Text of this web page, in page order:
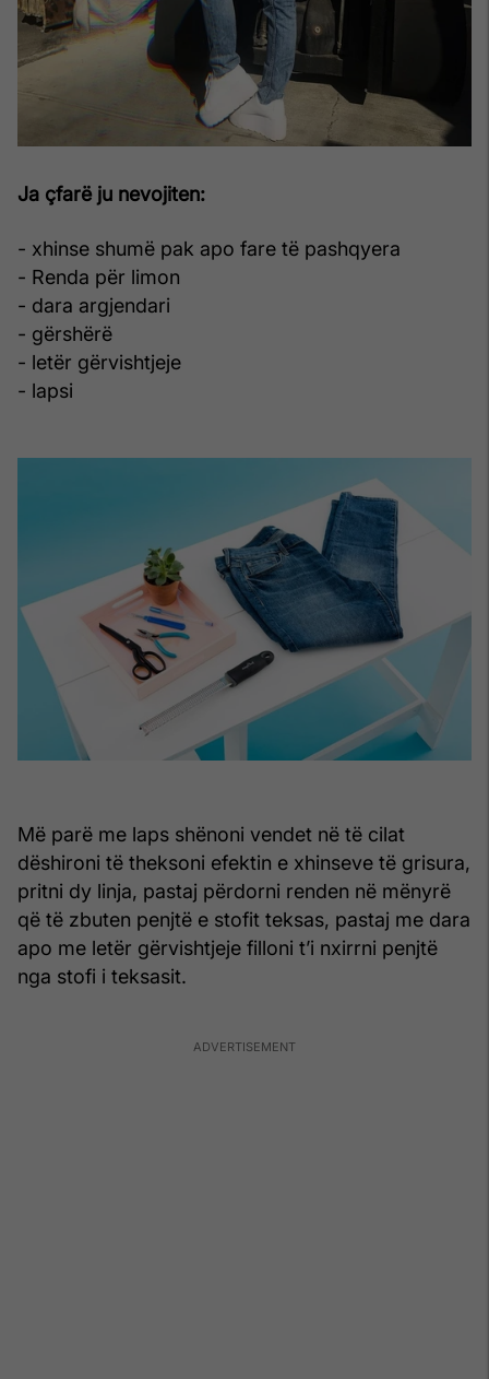
Ja çfarë ju nevojiten:
- xhinse shumë pak apo fare të pashqyera
- Renda për limon
- dara argjendari
- gërshërë
- letër gërvishtjeje
- lapsi
Më parë me laps shënoni vendet në të cilat
dëshironi të theksoni efektin e xhinseve të grisura,
pritni dy linja, pastaj përdorni renden në mënyrë
që të zbuten penjtë e stofit teksas, pastaj me dara
apo me letër gërvishtjeje filloni t’i nxirrni penjtë
nga stofi i teksasit.